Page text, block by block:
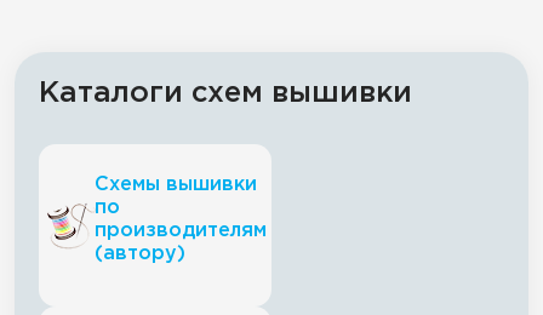
Каталоги схем вышивки
Схемы вышивки
по
производителям
(автору)